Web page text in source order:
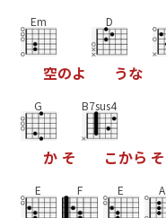
Em
空のよ
D
うな
G
か そ
B7sus4
こから そ
E F E A